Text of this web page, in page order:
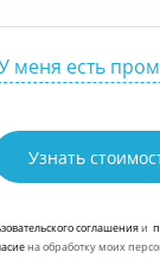
меня есть
Узнать
соглашенияи
на обработку моих